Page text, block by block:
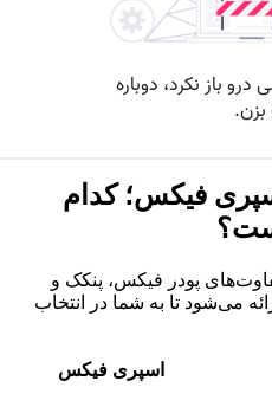
فیکس؛ کدام
پودر فیکس، پنکک و
می‌شود تا به شما در انتخاب
اسپری فیکس